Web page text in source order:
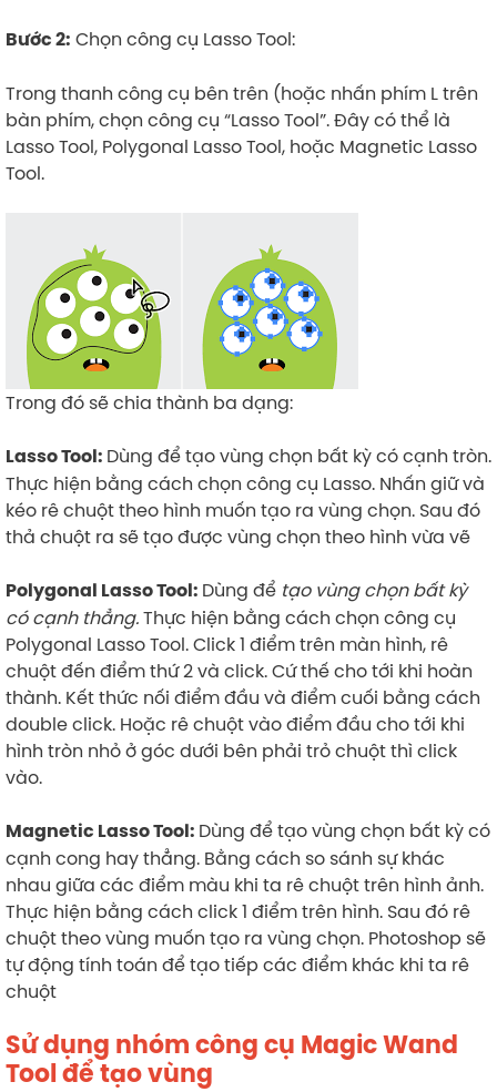
Bước 2: Chọn công cụ Lasso Tool:
Trong thanh công cụ bên trên (hoặc nhấn phím L trên
bàn phím, chọn công cụ “Lasso Tool”. Đây có thể là
Lasso Tool, Polygonal Lasso Tool, hoặc Magnetic Lasso
Tool.
Trong đó sẽ chia thành ba dạng:
Lasso Tool: Dùng để tạo vùng chọn bất kỳ có cạnh tròn.
Thực hiện bằng cách chọn công cụ Lasso. Nhấn giữ và
kéo rê chuột theo hình muốn tạo ra vùng chọn. Sau đó
thả chuột ra sẽ tạo được vùng chọn theo hình vừa vẽ
Polygonal Lasso Tool: Dùng để tạo vùng chọn bất kỳ
có cạnh thẳng.Thực hiện bằng cách chọn công cụ
Polygonal Lasso Tool. Click 1 điểm trên màn hình, rê
chuột đến điểm thứ 2 và click. Cứ thế cho tới khi hoàn
thành. Kết thức nối điểm đầu và điểm cuối bằng cách
double click. Hoặc rê chuột vào điểm đầu cho tới khi
hình tròn nhỏ ở góc dưới bên phải trỏ chuột thì click
vào.
Magnetic Lasso Tool: Dùng để tạo vùng chọn bất kỳ có
cạnh cong hay thẳng. Bằng cách so sánh sự khác
nhau giữa các điểm màu khi ta rê chuột trên hình ảnh.
Thực hiện bằng cách click 1 điểm trên hình. Sau đó rê
chuột theo vùng muốn tạo ra vùng chọn. Photoshop sẽ
tự động tính toán để tạo tiếp các điểm khác khi ta rê
chuột
Sử dụng nhóm công cụ Magic Wand
Tool để tạo vùng